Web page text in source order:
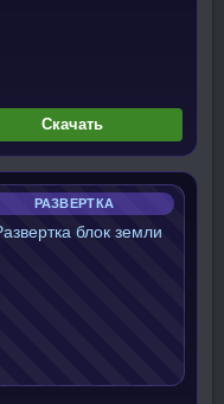
Скачать
РАЗВЕРТКА